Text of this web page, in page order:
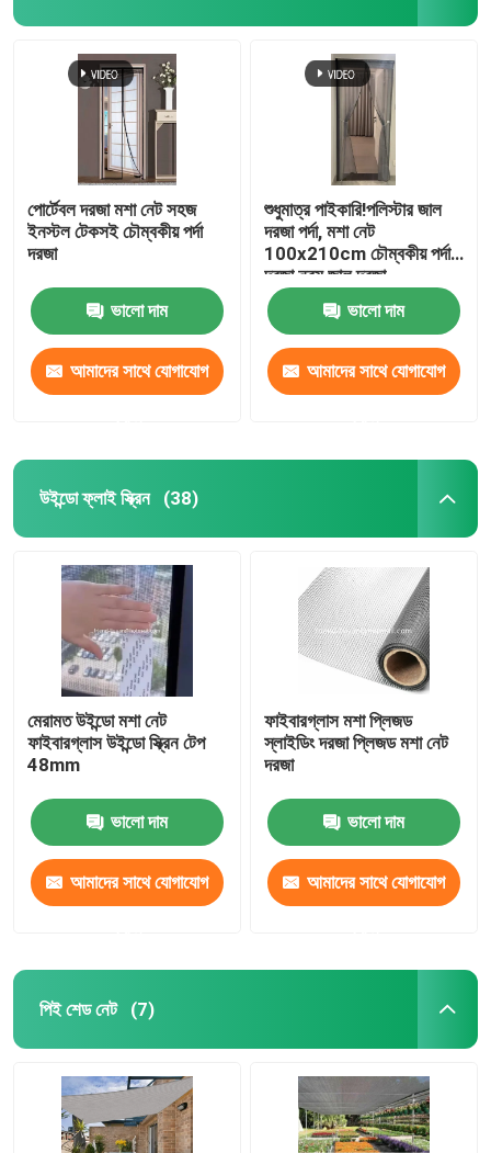
পোর্টেবল দরজা মশা নেট সহজ
ইনস্টল টেকসই চৌম্বকীয় পর্দা
দরজা
ভালো দাম
আমাদের সাথে যোগাযোগ
শুধুমাত্র পাইকারি!পলিস্টার জাল
দরজা পর্দা, মশা নেট
100x210cm চৌম্বকীয় পর্দা
দরজা নরম জাল দরজা
ভালো দাম
আমাদের সাথে যোগাযোগ
উইন্ডো ফ্লাই স্ক্রিন (38)
মেরামত উইন্ডো মশা নেট
ফাইবারগ্লাস উইন্ডো স্ক্রিন টেপ
48mm
ভালো দাম
আমাদের সাথে যোগাযোগ
ফাইবারগ্লাস মশা প্লিজড
স্লাইডিং দরজা প্লিজড মশা নেট
দরজা
ভালো দাম
আমাদের সাথে যোগাযোগ
পিই শেড নেট (7)